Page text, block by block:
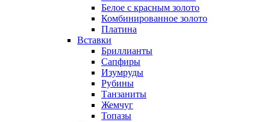
Белое с красным золото
Комбинированное золото
Платина
Вставки
Бриллианты
Сапфиры
Изумруды
Рубины
Танзаниты
Жемчуг
Топазы